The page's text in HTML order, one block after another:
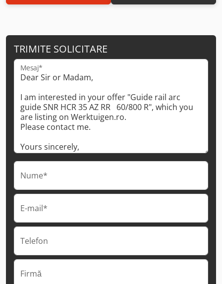
TRIMITE SOLICITARE
Mesaj*
Nume*
E-mail*
Telefon
Firmă